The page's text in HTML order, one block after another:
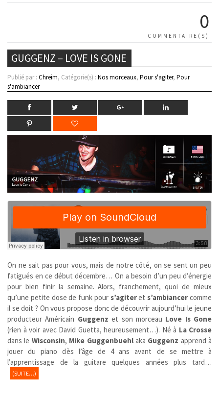
0
COMMENTAIRE(S)
GUGGENZ – LOVE IS GONE
Publié par : Chreim, Catégorie(s) : Nos morceaux, Pour s'agiter, Pour
s'ambiancer
On ne sait pas pour vous, mais de notre côté, on se sent un peu
fatigués en ce début décembre… On a besoin d’un peu d’énergie
pour bien finir la semaine. Alors, franchement, quoi de mieux
qu’une petite dose de funk pour s’agiterets’ambiancer comme
il se doit ? On vous propose donc de découvrir aujourd’hui le jeune
producteur Américain Guggenz et son morceau Love Is Gone
(rien à voir avec David Guetta, heureusement…). Né à La Crosse
dans le Wisconsin, Mike Guggenbuehlaka Guggenz apprend à
jouer du piano dès l’âge de 4 ans avant de se mettre à
l’apprentissage de la guitare quelques années plus tard…
(SUITE…)